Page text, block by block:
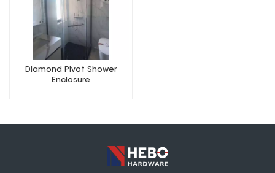
Diamond Pivot Shower
Enclosure